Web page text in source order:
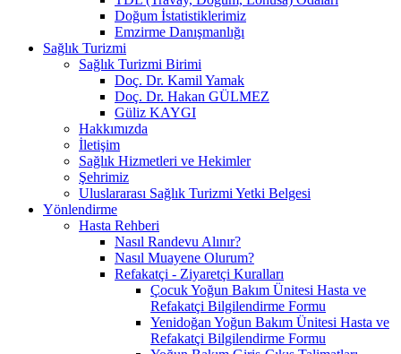
Doğum İstatistiklerimiz
Emzirme Danışmanlığı
Sağlık Turizmi
Sağlık Turizmi Birimi
Doç. Dr. Kamil Yamak
Doç. Dr. Hakan GÜLMEZ
Güliz KAYGI
Hakkımızda
İletişim
Sağlık Hizmetleri ve Hekimler
Şehrimiz
Uluslararası Sağlık Turizmi Yetki Belgesi
Yönlendirme
Hasta Rehberi
Nasıl Randevu Alınır?
Nasıl Muayene Olurum?
Refakatçi - Ziyaretçi Kuralları
Çocuk Yoğun Bakım Ünitesi Hasta ve
Refakatçi Bilgilendirme Formu
Yenidoğan Yoğun Bakım Ünitesi Hasta ve
Refakatçi Bilgilendirme Formu